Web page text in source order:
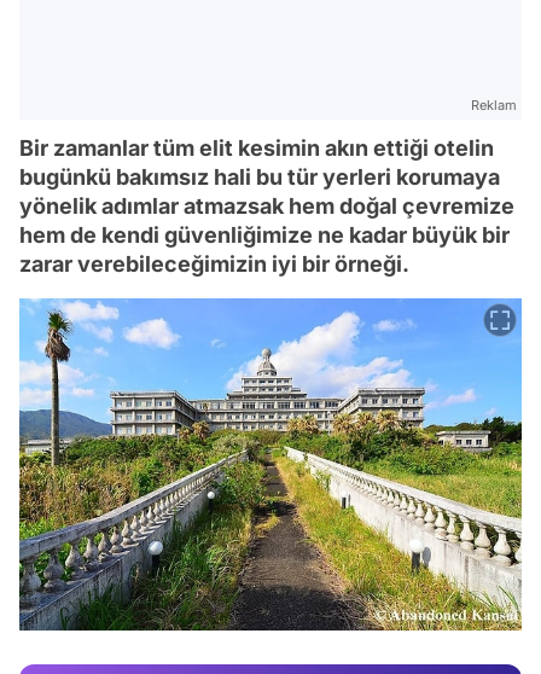
Reklam
Bir zamanlar tüm elit kesimin akın ettiği otelin
bugünkü bakımsız hali bu tür yerleri korumaya
yönelik adımlar atmazsak hem doğal çevremize
hem de kendi güvenliğimize ne kadar büyük bir
zarar verebileceğimizin iyi bir örneği.
Video
Test
Gündem